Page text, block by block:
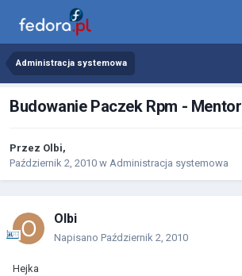
Administracja systemowa
Budowanie Paczek Rpm - Mentor
Przez Olbi,
Październik 2, 2010 w Administracja systemowa
Olbi
Napisano Październik 2, 2010
Hejka